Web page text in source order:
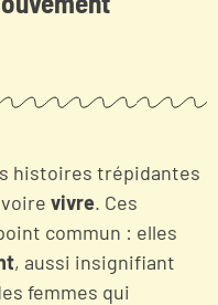
histoires trépidantes
vivre. Ces
commun : elles
, aussi insignifiant
femmes qui